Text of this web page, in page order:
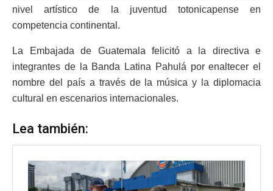
nivel artístico de la juventud totonicapense en
competencia continental.
La Embajada de Guatemala felicitó a la directiva e
integrantes de la Banda Latina Pahulá por enaltecer el
nombre del país a través de la música y la diplomacia
cultural en escenarios internacionales.
Lea también: